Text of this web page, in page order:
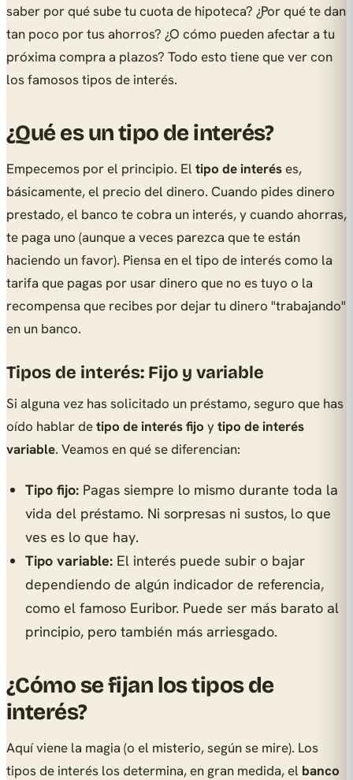
saber por qué sube tu cuota de hipoteca? ¿Por qué te dan
tan poco por tus ahorros? ¿O cómo pueden afectar a tu
próxima compra a plazos? Todo esto tiene que ver con
los famosos tipos de interés.
¿Qué es un tipo de interés?
Empecemos por el principio. El tipo de interéses,
básicamente, el precio del dinero. Cuando pides dinero
prestado, el banco te cobra un interés, y cuando ahorras,
te paga uno (aunque a veces parezca que te están
haciendo un favor). Piensa en el tipo de interés como la
tarifa que pagas por usar dinero que no es tuyo o la
recompensa que recibes por dejar tu dinero "trabajando"
en un banco.
Tipos de interés: Fijo y variable
Si alguna vez has solicitado un préstamo, seguro que has
oído hablar detipo de interés fijo ytipo de interés
variable. Veamos en qué se diferencian:
Tipo fijo: Pagas siempre lo mismo durante toda la
vida del préstamo. Ni sorpresas ni sustos, lo que
ves es lo que hay.
Tipo variable: El interés puede subir o bajar
dependiendo de algún indicador de referencia,
como el famoso Euribor. Puede ser más barato al
principio, pero también más arriesgado.
¿Cómo se fijan los tipos de
interés?
Aquí viene la magia (o el misterio, según se mire). Los
tipos de interés los determina, en gran medida, el banco